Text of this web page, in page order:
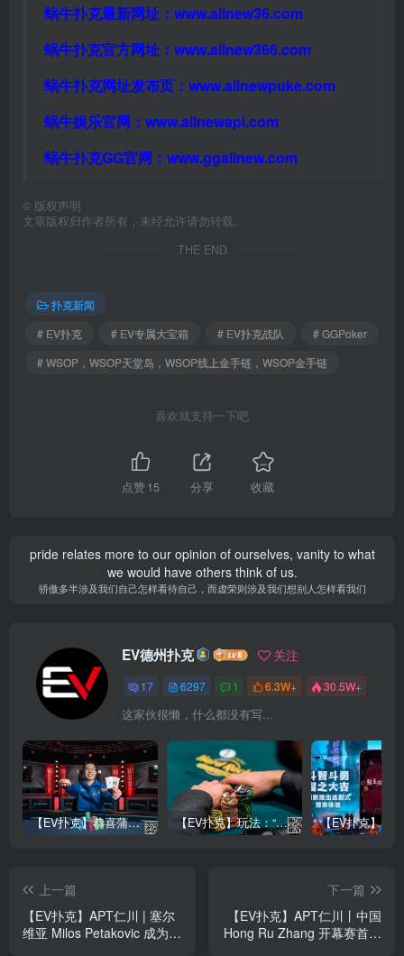
蜗牛扑克最新网址： www.allnew36.com
蜗牛扑克官方网址： www.allnew366.com
蜗牛扑克网址发布页： www.allnewpuke.com
蜗牛娱乐官网： www.allnewapl.com
蜗牛扑克GG官网： www.ggallnew.com
© 版权声明
文章版权归作者所有，未经允许请勿转载。
THE END
扑克新闻
# EV扑克
# EV专属大宝箱 # EV扑克战队
# GGPoker
# WSOP，WSOP天堂岛，WSOP线上金手链，WSOP金手链
喜欢就支持一下吧
点赞15 分享 收藏
pride relates more to our opinion of ourselves, vanity to what
we would have others think of us.
骄傲多半涉及我们自己怎样看待自己，而虚荣则涉及我们想别人怎样看我们
EV德州扑克 关注
17 6297 1 6.3W+ 30.5W+
这家伙很懒，什么都没有写...
【EV扑克】恭喜蒲蔚然赛事#65夺冠，收获国人2023WSOP第六条金手链，奖金93万刀！ 【EV扑克】玩法：“松弱鱼/松凶鱼打法”的基本攻略
上一篇
【EV扑克】APT仁川 | 塞尔
维亚 Milos Petakovic 成为
下一篇
【EV扑克】APT仁川丨中国
Hong Ru Zhang 开幕赛首次